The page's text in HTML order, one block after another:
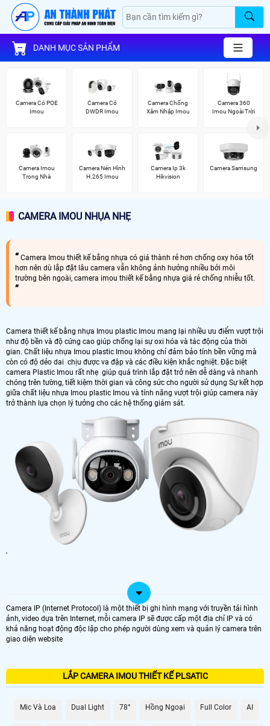
DANH MỤC SẢN PHẨM
Camera Có POE
Imou
Camera Có
DWDR Imou
Camera Chống
Xâm Nhập Imou
Camera 360
Imou Ngoài Trời
Camera Imou
Trong Nhà
Camera Nén Hình
H.265 Imou
Camera Ip 3k
Hikvision
Camera Samsung
CAMERA IMOU NHỤA NHẸ
Camera Imou thiết kế bằng nhựa có giá thành rẻ hơn chống oxy hóa tốt
hơn nên dù lắp đặt lâu camera vẫn không ảnh hưởng nhiều bởi môi
trường bên ngoài, camera imou thiết kế bằng nhựa giá rẻ chống nhiễu tốt.
Camera thiết kế bằng nhựa Imou plastic Imou mang lại nhiều ưu điểm vượt trội
như độ bền và độ cứng cao giúp chống lại sự oxi hóa và tác động của thời
gian. Chất liệu nhựa Imou plastic Imou không chỉ đảm bảo tính bền vững mà
còn có độ dẻo dai chịu được va đập và các điều kiện khắc nghiệt. Đặc biệt
camera Plastic Imou rất nhẹ giúp quá trình lắp đặt trở nên dễ dàng và nhanh
chóng trên tường, tiết kiệm thời gian và công sức cho người sử dụng Sự kết hợp
giữa chất liệu nhựa Imou plastic Imou và tính năng vượt trội giúp camera này
trở thành lựa chọn lý tưởng cho các hệ thống giám sát.
'
Camera IP (Internet Protocol) là một thiết bị ghi hình mạng với truyền tải hình
ảnh, video dựa trên Internet, mỗi camera IP sẽ được cấp một địa chỉ IP và có
khả năng hoạt động độc lập cho phép người dùng xem và quản lý camera trên
giao diện website
LẮP CAMERA IMOU THIẾT KẾ PLSATIC
Mic Và Loa Dual Light 78° Hồng Ngoại Full Color AI